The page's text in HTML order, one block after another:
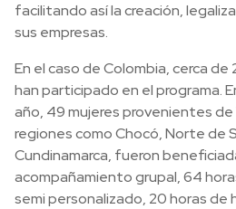
facilitando así la creación,
sus empresas.
En el caso de Colombia, cerca
han participado en el programa.
año, 49 mujeres provenientes de
regiones como Chocó, Norte de
Cundinamarca, fueron
acompañamiento grupal, 64
semi personalizado, 20 horas de